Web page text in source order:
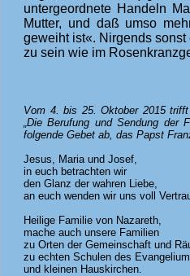
untergeordnete Handeln
Mutter, und daß umso
geweiht ist«. Nirgends
zu sein wie im
Vom 4. bis 25. Oktober 2015
„Die Berufung und Sendung der
folgende Gebet ab, das Papst
Jesus, Maria und Josef,
in euch betrachten wir
den Glanz der wahren Liebe,
an euch wenden wir uns voll
Heilige Familie von Nazareth,
mache auch unsere Familien
zu Orten der Gemeinschaft und
zu echten Schulen des
und kleinen Hauskirchen.